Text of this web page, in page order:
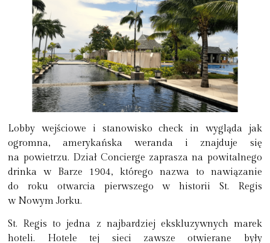
Lobby wejściowe i stanowisko check in wygląda jak
ogromna, amerykańska weranda i znajduje się
na powietrzu. Dział Concierge zaprasza na powitalnego
drinka w Barze 1904, którego nazwa to nawiązanie
do roku otwarcia pierwszego w historii St. Regis
w Nowym Jorku.
St. Regis to jedna z najbardziej ekskluzywnych marek
hoteli. Hotele tej sieci zawsze otwierane były